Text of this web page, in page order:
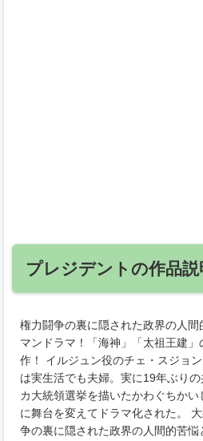
プレジデントの作品説
権力闘争の裏に隠された政界の人
マンドラマ！「海神」「太祖王建
作！ イルジュン役のチェ・スジョ
は実生活でも夫婦。実に19年ぶり
カ大統領選挙を描いたかわぐちか
に舞台を変えてドラマ化された。
争の裏に隠された政界の人間的苦